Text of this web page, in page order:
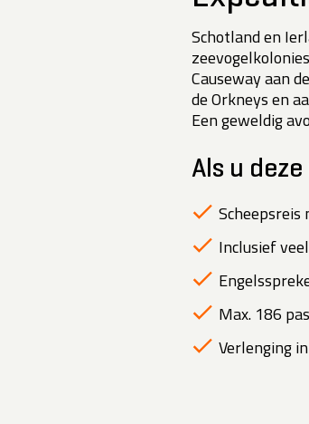
Schotland en
Causeway aan
de Orkneys en
Een geweldig
Als u
Inclusief
Max. 186
Verlenging